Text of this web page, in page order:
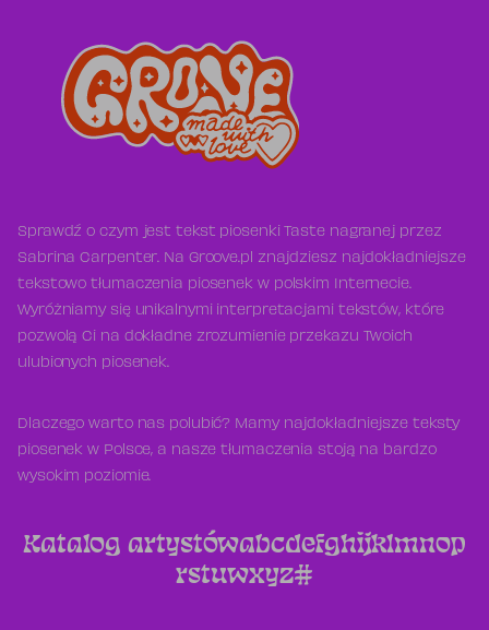
Sprawdź o czym jest tekst piosenki Taste nagranej przez
Sabrina Carpenter. Na Groove.pl znajdziesz najdokładniejsze
tekstowo tłumaczenia piosenek w polskim Internecie.
Wyróżniamy się unikalnymi interpretacjami tekstów, które
pozwolą Ci na dokładne zrozumienie przekazu Twoich
ulubionych piosenek.
Dlaczego warto nas polubić? Mamy najdokładniejsze teksty
piosenek w Polsce, a nasze tłumaczenia stoją na bardzo
wysokim poziomie.
Katalog artystówabcdefghijklmnop
rstuwxyz#